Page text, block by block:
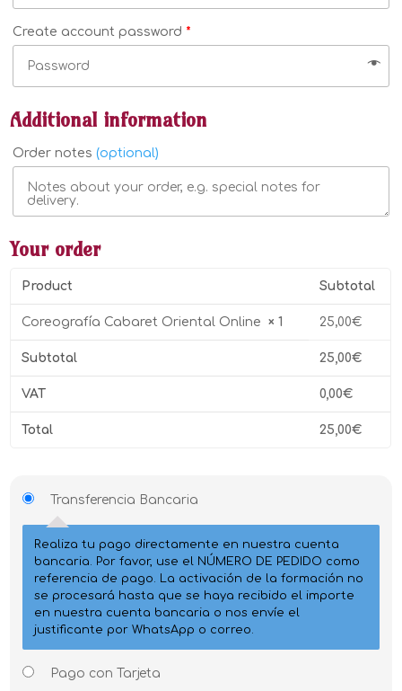
Create account password *
Additional information
Order notes(optional)
Your order
Product Subtotal
Coreografía Cabaret Oriental Online× 1 25,00€
Subtotal 25,00€
VAT 0,00€
Total 25,00€
Transferencia Bancaria
Realiza tu pago directamente en nuestra cuenta
bancaria. Por favor, use el NÚMERO DE PEDIDO como
referencia de pago. La activación de la formación no
se procesará hasta que se haya recibido el importe
en nuestra cuenta bancaria o nos envíe el
justificante por WhatsApp o correo.
Pago con Tarjeta